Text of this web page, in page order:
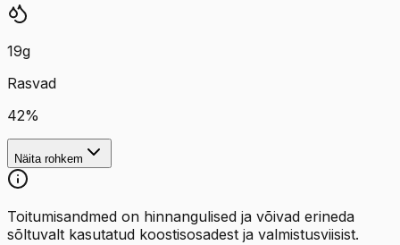
19g
Rasvad
42%
Näita rohkem
Toitumisandmed on hinnangulised ja võivad erineda
sõltuvalt kasutatud koostisosadest ja valmistusviisist.